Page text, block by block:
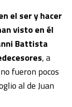
el ser y hacer
visto en él
Battista
, a
fueron pocos
al de Juan